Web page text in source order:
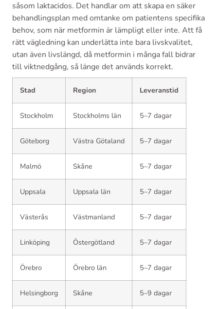
såsom laktacidos. Det handlar om att skapa en säker
behandlingsplan med omtanke om patientens specifika
behov, som när metformin är lämpligt eller inte. Att få
rätt vägledning kan underlätta inte bara livskvalitet,
utan även livslängd, då metformin i många fall bidrar
till viktnedgång, så länge det används korrekt.
Stad Region Leveranstid
Stockholm Stockholms län 5–7 dagar
Göteborg Västra Götaland 5–7 dagar
Malmö Skåne 5–7 dagar
Uppsala Uppsala län 5–7 dagar
Västerås Västmanland 5–7 dagar
Linköping Östergötland 5–7 dagar
Örebro Örebro län 5–7 dagar
Helsingborg Skåne 5–9 dagar